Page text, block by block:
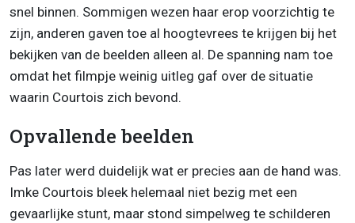
snel binnen. Sommigen wezen haar erop voorzichtig te
zijn, anderen gaven toe al hoogtevrees te krijgen bij het
bekijken van de beelden alleen al. De spanning nam toe
omdat het filmpje weinig uitleg gaf over de situatie
waarin Courtois zich bevond.
Opvallende beelden
Pas later werd duidelijk wat er precies aan de hand was.
Imke Courtois bleek helemaal niet bezig met een
gevaarlijke stunt, maar stond simpelweg te schilderen